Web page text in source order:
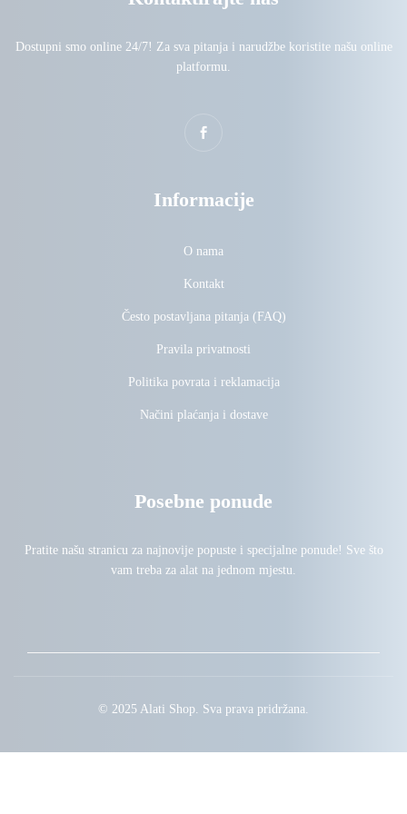
Dostupni smo online 24/7! Za sva pitanja i narudžbe koristite našu online
platformu.
Informacije
O nama
Kontakt
Često postavljana pitanja (FAQ)
Pravila privatnosti
Politika povrata i reklamacija
Načini plaćanja i dostave
Posebne ponude
Pratite našu stranicu za najnovije popuste i specijalne ponude! Sve što
vam treba za alat na jednom mjestu.
© 2025 Alati Shop. Sva prava pridržana.